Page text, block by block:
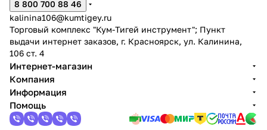
8 800 700 88 46
kalinina106@kumtigey.ru
Торговый комплекс "Кум-Тигей инструмент"; Пункт
выдачи интернет заказов, г. Красноярск, ул. Калинина,
106 ст. 4
Интернет-магазин
Компания
Информация
Помощь